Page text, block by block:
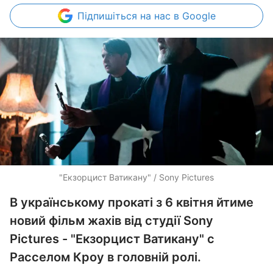
Підпишіться на нас в Google
"Екзорцист Ватикану" / Sony Pictures
В українському прокаті з 6 квітня йтиме
новий фільм жахів від студії Sony
Pictures - "Екзорцист Ватикану" c
Расселом Кроу в головній ролі.